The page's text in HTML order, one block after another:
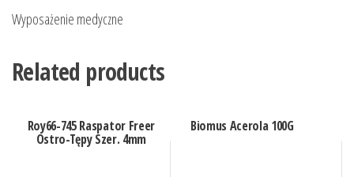
Wyposażenie medyczne
Related products
Roy66-745 Raspator Freer
Ostro-Tępy Szer. 4mm
Biomus Acerola 100G